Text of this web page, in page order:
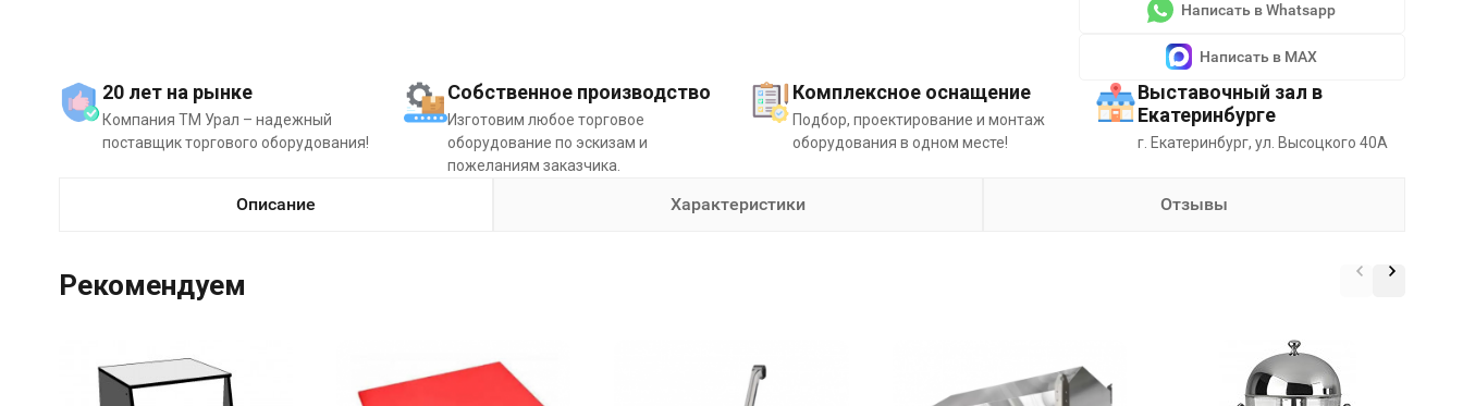
Написать в Whatsapp
Написать в MAX
20 лет на рынке
Компания ТМ Урал – надежный
поставщик торгового оборудования!
Собственное производство
Изготовим любое торговое
оборудование по эскизам и
пожеланиям заказчика.
Комплексное оснащение
Подбор, проектирование и монтаж
оборудования в одном месте!
Выставочный зал в
Екатеринбурге
г. Екатеринбург, ул. Высоцкого 40А
Описание Характеристики Отзывы
Рекомендуем